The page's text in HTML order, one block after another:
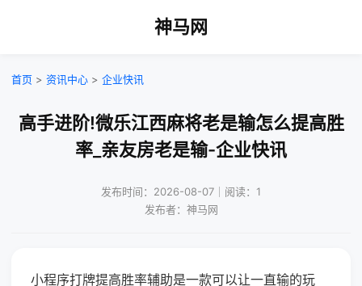
神马网
首页 > 资讯中心 > 企业快讯
高手进阶!微乐江西麻将老是输怎么提高胜
率_亲友房老是输-企业快讯
发布时间：2026-08-07｜阅读：1
发布者：神马网
小程序打牌提高胜率辅助是一款可以让一直输的玩